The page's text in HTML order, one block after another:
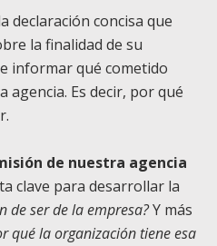
declaración concisa que
la finalidad de su
informar qué cometido
Es decir, por qué
de nuestra agencia
clave para desarrollar la
de ser de la empresa?Y más
qué la organización tiene esa